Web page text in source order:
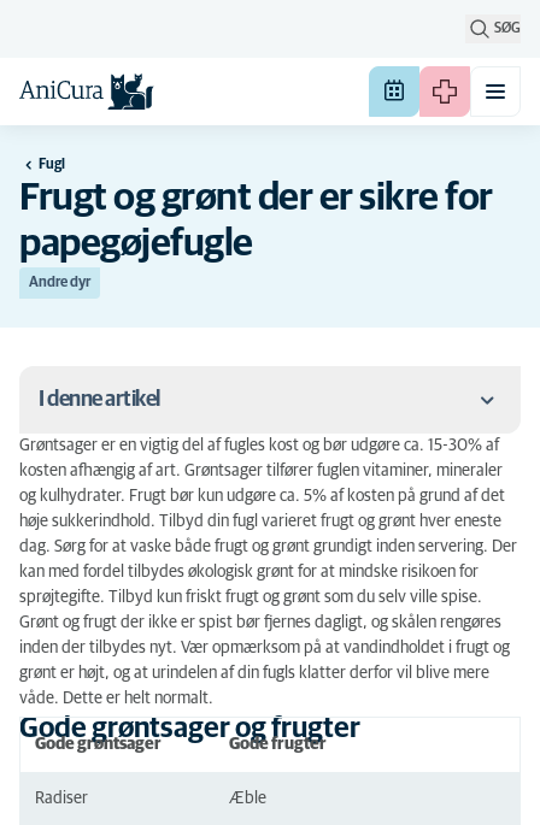
SØG
Fugl
Frugt og grønt der er sikre for
papegøjefugle
Andre dyr
I denne artikel
Gode grøntsager og frugter
Foderemner der skal undgås
Grøntsager er en vigtig del af fugles kost og bør udgøre ca. 15-30% af
kosten afhængig af art. Grøntsager tilfører fuglen vitaminer, mineraler
og kulhydrater. Frugt bør kun udgøre ca. 5% af kosten på grund af det
høje sukkerindhold. Tilbyd din fugl varieret frugt og grønt hver eneste
dag. Sørg for at vaske både frugt og grønt grundigt inden servering. Der
kan med fordel tilbydes økologisk grønt for at mindske risikoen for
sprøjtegifte. Tilbyd kun friskt frugt og grønt som du selv ville spise.
Grønt og frugt der ikke er spist bør fjernes dagligt, og skålen rengøres
inden der tilbydes nyt. Vær opmærksom på at vandindholdet i frugt og
grønt er højt, og at urindelen af din fugls klatter derfor vil blive mere
våde. Dette er helt normalt.
Gode grøntsager og frugter
Gode grøntsager Gode frugter
Radiser Æble